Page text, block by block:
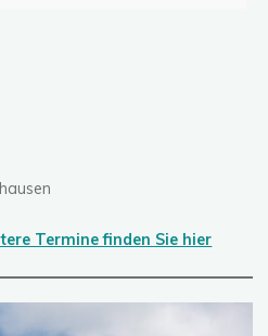
Termine finden Sie hier